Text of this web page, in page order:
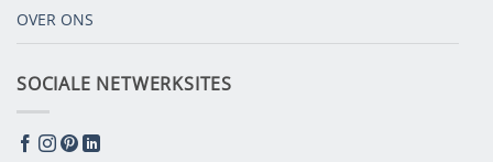
OVER ONS
SOCIALE NETWERKSITES